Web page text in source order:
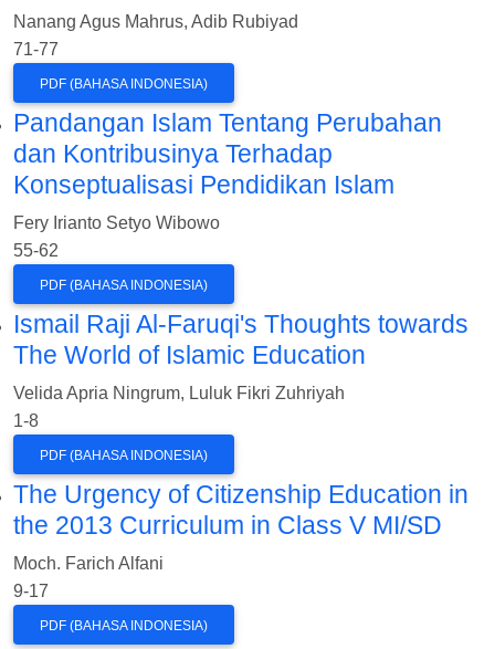
Nanang Agus Mahrus, Adib Rubiyad
71-77
PDF (BAHASA INDONESIA)
Pandangan Islam Tentang Perubahan
dan Kontribusinya Terhadap
Konseptualisasi Pendidikan Islam
Fery Irianto Setyo Wibowo
55-62
PDF (BAHASA INDONESIA)
Ismail Raji Al-Faruqi's Thoughts towards
The World of Islamic Education
Velida Apria Ningrum, Luluk Fikri Zuhriyah
1-8
PDF (BAHASA INDONESIA)
The Urgency of Citizenship Education in
the 2013 Curriculum in Class V MI/SD
Moch. Farich Alfani
9-17
PDF (BAHASA INDONESIA)